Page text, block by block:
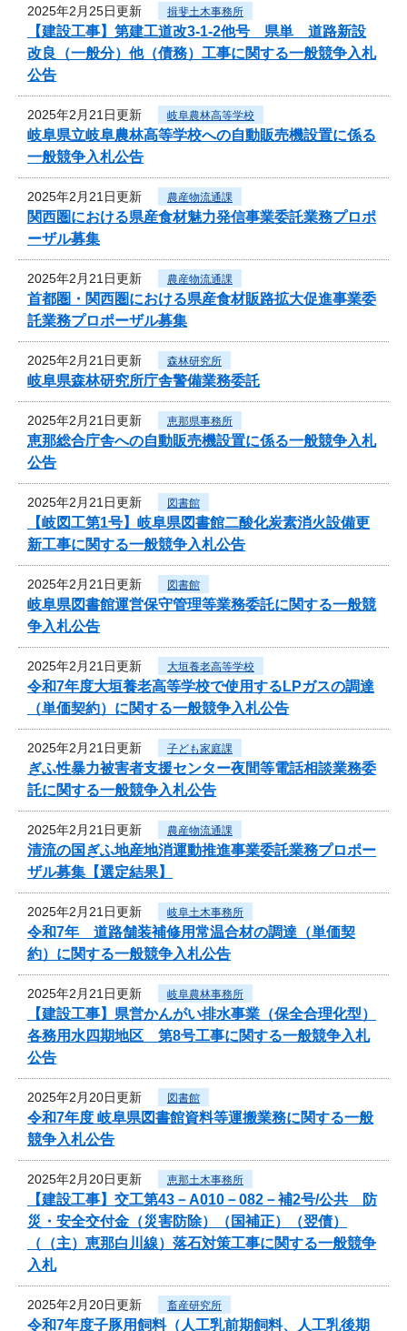
2025年2月25日更新 揖斐土木事務所
【建設工事】第建工道改3-1-2他号 県単 道路新設
改良（一般分）他（債務）工事に関する一般競争入札
公告
2025年2月21日更新 岐阜農林高等学校
岐阜県立岐阜農林高等学校への自動販売機設置に係る
一般競争入札公告
2025年2月21日更新 農産物流通課
関西圏における県産食材魅力発信事業委託業務プロポ
ーザル募集
2025年2月21日更新 農産物流通課
首都圏・関西圏における県産食材販路拡大促進事業委
託業務プロポーザル募集
2025年2月21日更新 森林研究所
岐阜県森林研究所庁舎警備業務委託
2025年2月21日更新 恵那県事務所
恵那総合庁舎への自動販売機設置に係る一般競争入札
公告
2025年2月21日更新 図書館
【岐図工第1号】岐阜県図書館二酸化炭素消火設備更
新工事に関する一般競争入札公告
2025年2月21日更新 図書館
岐阜県図書館運営保守管理等業務委託に関する一般競
争入札公告
2025年2月21日更新 大垣養老高等学校
令和7年度大垣養老高等学校で使用するLPガスの調達
（単価契約）に関する一般競争入札公告
2025年2月21日更新 子ども家庭課
ぎふ性暴力被害者支援センター夜間等電話相談業務委
託に関する一般競争入札公告
2025年2月21日更新 農産物流通課
清流の国ぎふ地産地消運動推進事業委託業務プロポー
ザル募集【選定結果】
2025年2月21日更新 岐阜土木事務所
令和7年 道路舗装補修用常温合材の調達（単価契
約）に関する一般競争入札公告
2025年2月21日更新 岐阜農林事務所
【建設工事】県営かんがい排水事業（保全合理化型）
各務用水四期地区 第8号工事に関する一般競争入札
公告
2025年2月20日更新 図書館
令和7年度 岐阜県図書館資料等運搬業務に関する一般
競争入札公告
2025年2月20日更新 恵那土木事務所
【建設工事】交工第43－A010－082－補2号/公共 防
災・安全交付金（災害防除）（国補正）（翌債）
（（主）恵那白川線）落石対策工事に関する一般競争
入札
2025年2月20日更新 畜産研究所
令和7年度子豚用飼料（人工乳前期飼料、人工乳後期